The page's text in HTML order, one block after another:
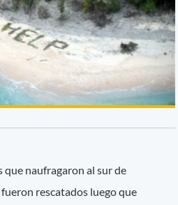
que naufragaron al sur de
rescatados luego que